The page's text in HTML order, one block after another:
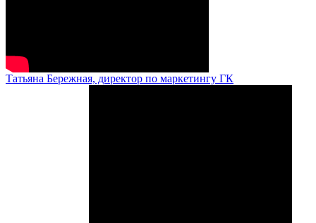
Татьяна Бережная, директор по маркетингу ГК